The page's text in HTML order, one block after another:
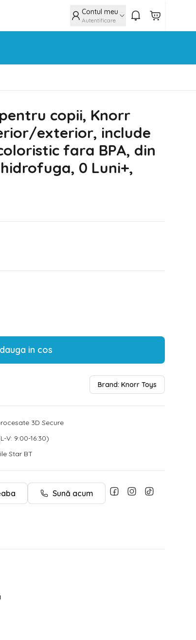
Contul meu
Autentificare
copii, Knorr
exterior, include
fara BPA, din
0 Luni+,
in cos
Brand: Knorr Toys
3D Secure
V: 9:00-16:30)
Star BT
Sună acum